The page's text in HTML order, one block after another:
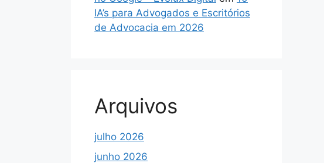
IA’s para Advogados e Escritórios
de Advocacia em 2026
Arquivos
julho 2026
junho 2026